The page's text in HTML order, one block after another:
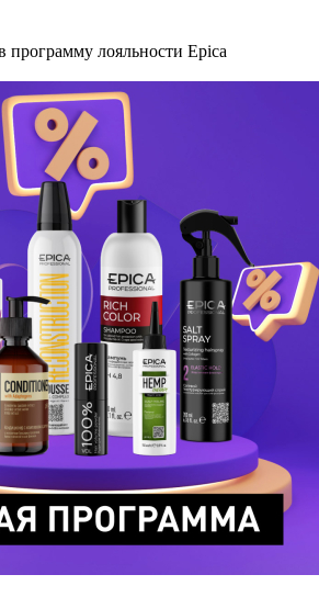
программу лояльности Epica